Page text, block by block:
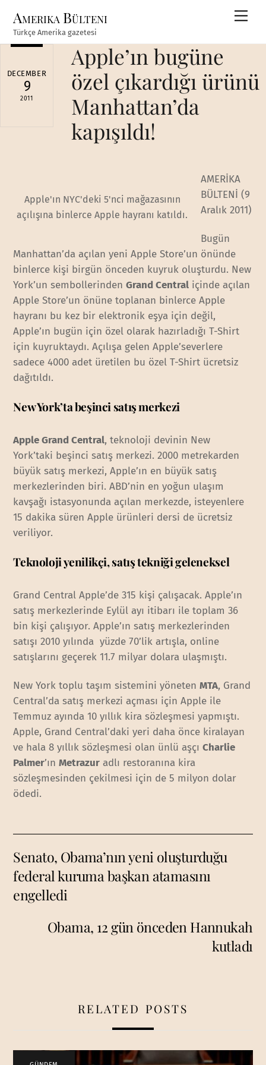
content
Amerika Bülteni
Türkçe Amerika gazetesi
DECEMBER
9
2011
Apple’ın bugüne
özel çıkardığı ürünü
Manhattan’da
kapışıldı!
Apple'ın NYC'deki 5'nci mağazasının
açılışına binlerce Apple hayranı katıldı.
AMERİKA
BÜLTENİ (9
Aralık 2011)
Bugün
Manhattan’da açılan yeni Apple Store’un önünde
binlerce kişi birgün önceden kuyruk oluşturdu. New
York’un sembollerindenGrand Central içinde açılan
Apple Store’un önüne toplanan binlerce Apple
hayranı bu kez bir elektronik eşya için değil,
Apple’ın bugün için özel olarak hazırladığı T-Shirt
için kuyruktaydı. Açılışa gelen Apple’severlere
sadece 4000 adet üretilen bu özel T-Shirt ücretsiz
dağıtıldı.
New York’ta beşinci satış merkezi
Apple Grand Central, teknoloji devinin New
York’taki beşinci satış merkezi. 2000 metrekarden
büyük satış merkezi, Apple’ın en büyük satış
merkezlerinden biri. ABD’nin en yoğun ulaşım
kavşağı istasyonunda açılan merkezde, isteyenlere
15 dakika süren Apple ürünleri dersi de ücretsiz
veriliyor.
Teknoloji yenilikçi, satış tekniği geleneksel
Grand Central Apple’de 315 kişi çalışacak. Apple’ın
satış merkezlerinde Eylül ayı itibarı ile toplam 36
bin kişi çalışıyor. Apple’ın satış merkezlerinden
satışı 2010 yılında yüzde 70’lik artışla, online
satışlarını geçerek 11.7 milyar dolara ulaşmıştı.
New York toplu taşım sistemini yönetenMTA, Grand
Central’da satış merkezi açması için Apple ile
Temmuz ayında 10 yıllık kira sözleşmesi yapmıştı.
Apple, Grand Central’daki yeri daha önce kiralayan
ve hala 8 yıllık sözleşmesi olan ünlü aşçıCharlie
Palmer’ınMetrazur adlı restoranına kira
sözleşmesinden çekilmesi için de 5 milyon dolar
ödedi.
Senato, Obama’nın yeni oluşturduğu
federal kuruma başkan atamasını
engelledi
Obama, 12 gün önceden Hannukah
kutladı
RELATED POSTS